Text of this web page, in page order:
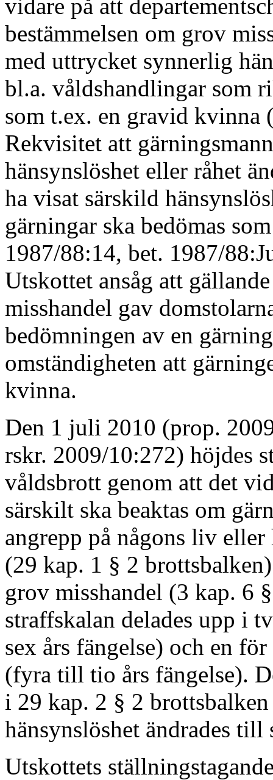
vidare på att
bestämmelsen om grov
med uttrycket synnerlig
bl.a. våldshandlingar som
som t.ex. en gravid kvinna
Rekvisitet att
hänsynslöshet eller råhet
ha visat särskild
gärningar ska bedömas
1987/88:14, bet. 1987/
Utskottet ansåg att
misshandel gav
bedömningen av en
omständigheten att
kvinna.
Den 1 juli 2010 (prop.
rskr. 2009/10:272) höjdes
våldsbrott genom att det
särskilt ska beaktas om
angrepp på någons liv
(29 kap. 1 § 2
grov misshandel (3 kap. 6
straffskalan delades upp i
sex års fängelse) och en
(fyra till tio års fängelse).
i 29 kap. 2 § 2
hänsynslöshet ändrades till
Utskottets